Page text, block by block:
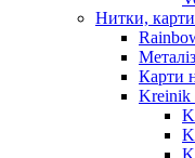
Нитки,
Карти